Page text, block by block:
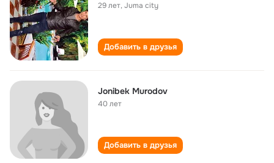
29 лет,Juma city
Добавить в друзья
Jonibek Murodov
40 лет
Добавить в друзья